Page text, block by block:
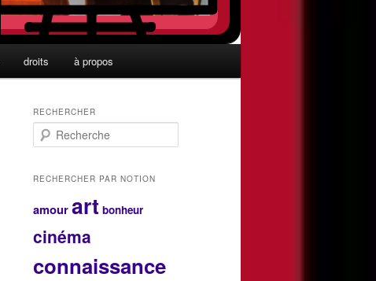
droits à propos
RECHERCHER
e
h
r
h
RECHERCHER PAR NOTION
amourart bonheur
cinéma
connaissance